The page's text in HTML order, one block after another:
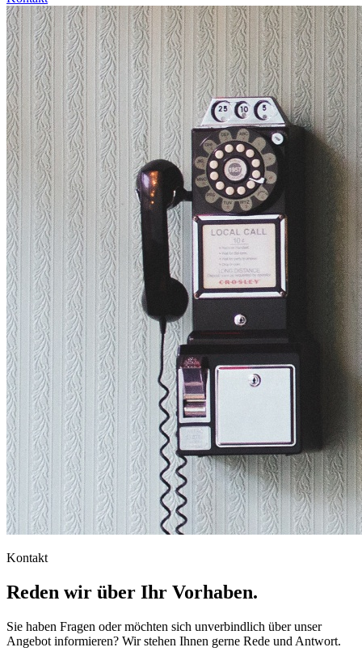
Kontakt
Reden wir über Ihr Vorhaben.
Sie haben Fragen oder möchten sich unverbindlich über unser
Angebot informieren? Wir stehen Ihnen gerne Rede und Antwort.